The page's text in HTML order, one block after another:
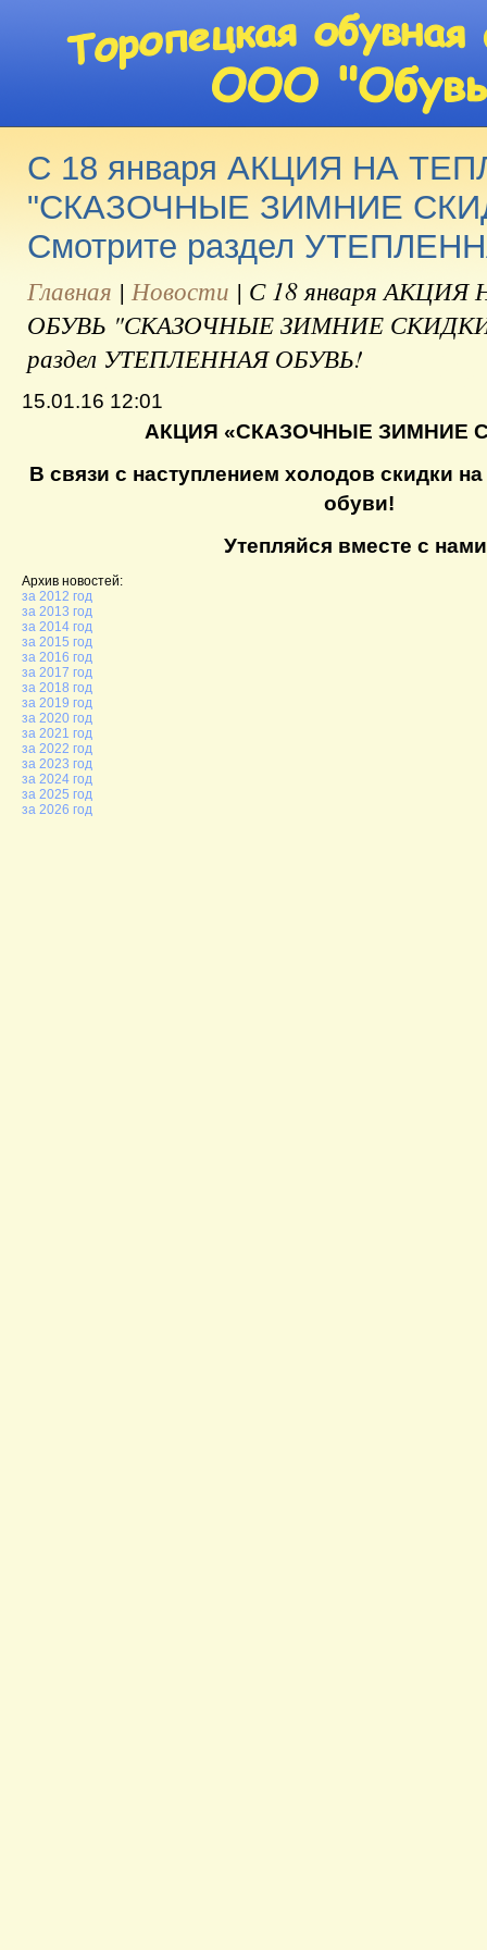
С 18 января АКЦИЯ НА
"СКАЗОЧНЫЕ ЗИМНИЕ
Смотрите раздел
Главная | Новости | С 18 января
ОБУВЬ "СКАЗОЧНЫЕ ЗИМНИЕ
раздел УТЕПЛЕННАЯ ОБУВЬ!
15.01.16 12:01
АКЦИЯ «СКАЗОЧНЫЕ ЗИМНИЕ
В связи с наступлением холодов скидки
обуви!
Утепляйся вместе с
Архив новостей:
за 2012 год
за 2013 год
за 2014 год
за 2015 год
за 2016 год
за 2017 год
за 2018 год
за 2019 год
за 2020 год
за 2021 год
за 2022 год
за 2023 год
за 2024 год
за 2025 год
за 2026 год